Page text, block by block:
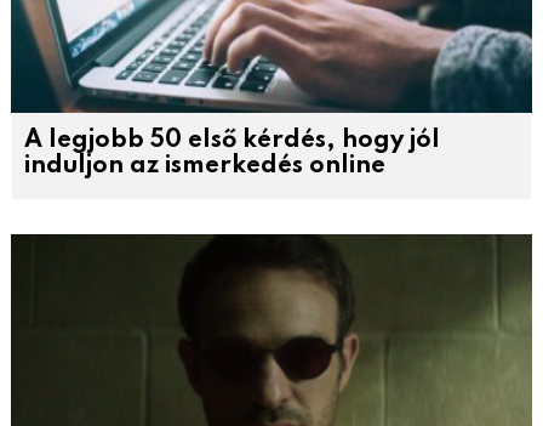
A legjobb 50 első kérdés, hogy jól
induljon az ismerkedés online